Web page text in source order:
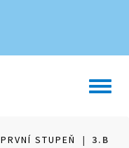
PRVNÍ STUPEŇ | 3.B